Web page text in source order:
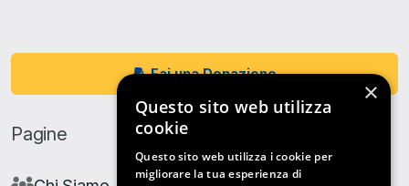
Fai una Donazione
Pagine
×
Questo sito web utilizza
cookie
Questo sito web utilizza i cookie per
migliorare la tua esperienza di